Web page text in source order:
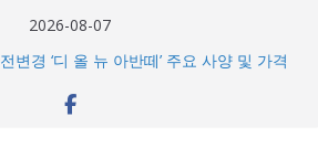
2026-08-07
변경 ‘디 올 뉴 아반떼’ 주요 사양 및 가격
완성한 초고성능 슈퍼카 ‘누볼라리’ 제